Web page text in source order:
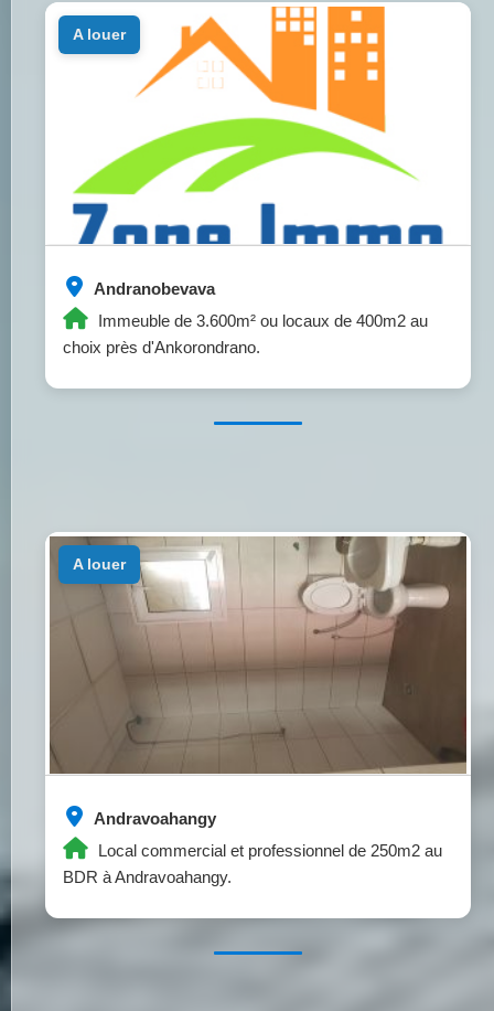
Andranobevava
Immeuble de 3.600m² ou locaux de 400m2 au
choix près d'Ankorondrano.
a louer
Andravoahangy
Local commercial et professionnel de 250m2 au
BDR à Andravoahangy.
a louer